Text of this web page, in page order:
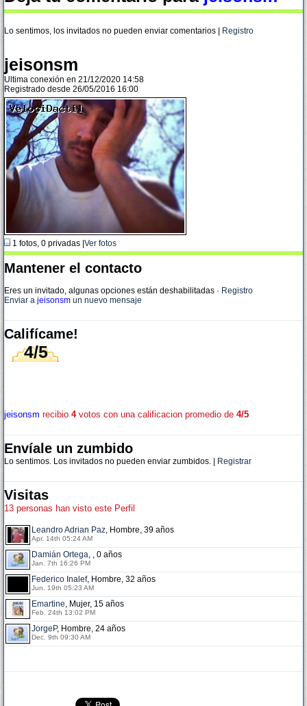
Lo sentimos, los invitados no pueden enviar comentarios | Registro
jeisonsm
Ultima conexión en 21/12/2020 14:58
Registrado desde 26/05/2016 16:00
1 fotos, 0 privadas | Ver fotos
Mantener el contacto
Eres un invitado, algunas opciones están deshabilitadas · Registro
Enviar a jeisonsm un nuevo mensaje
Califícame!
4/5
jeisonsm recibio 4votos con una calificacion promedio de 4/5
Envíale un zumbido
Lo sentimos. Los invitados no pueden enviar zumbidos. | Registrar
Visitas
13 personas han visto este Perfil
Leandro Adrian Paz, Hombre, 39 años
Apr. 14th 05:24 AM
Damián Ortega, , 0 años
Jan. 7th 16:26 PM
Federico Inalef, Hombre, 32 años
Jun. 19th 05:23 AM
Emartine, Mujer, 15 años
Feb. 24th 13:02 PM
JorgeP, Hombre, 24 años
Dec. 9th 09:30 AM